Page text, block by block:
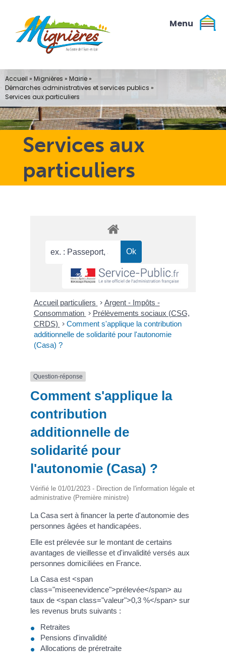
contenu
Services aux
particuliers
Accueil » Mignières » Mairie»
Démarches administratives et services publics »
Services aux particuliers
Accueil particuliers > Argent - Impôts -
Consommation > Prélèvements sociaux (CSG,
CRDS) > Comment s'applique la contribution
additionnelle de solidarité pour l'autonomie
(Casa) ?
Question-réponse
Comment s'applique la
contribution
additionnelle de
solidarité pour
l'autonomie (Casa) ?
Vérifié le 01/01/2023 - Direction de l'information légale et
administrative (Première ministre)
La Casa sert à financer la perte d'autonomie des
personnes âgées et handicapées.
Elle est prélevée sur le montant de certains
avantages de vieillesse et d'invalidité versés aux
personnes domiciliées en France.
La Casa est <span
class="miseenevidence">prélevée</span> au
taux de <span class="valeur">0,3 %</span> sur
les revenus bruts suivants :
Retraites
Pensions d'invalidité
Allocations de préretraite